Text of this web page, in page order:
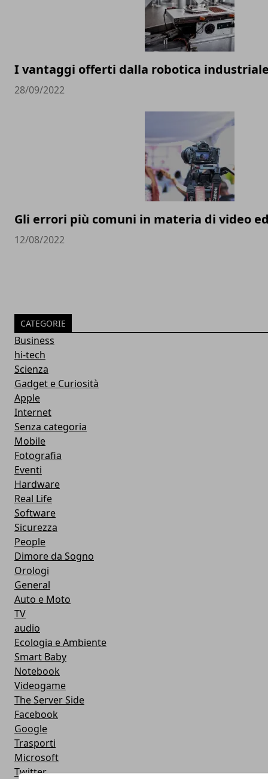
I vantaggi offerti dalla robotica
28/09/2022
Gli errori più comuni in materia di video
12/08/2022
CATEGORIE
Business
hi-tech
Scienza
Gadget e Curiosità
Apple
Internet
Senza categoria
Mobile
Fotografia
Eventi
Hardware
Real Life
Software
Sicurezza
People
Dimore da Sogno
Orologi
General
Auto e Moto
TV
audio
Ecologia e Ambiente
Smart Baby
Notebook
Videogame
The Server Side
Facebook
Google
Trasporti
Microsoft
Twitter